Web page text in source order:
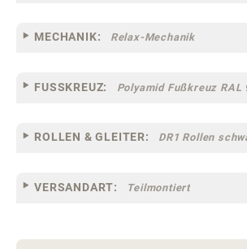
MECHANIK: Relax-Mechanik
FUSSKREUZ:
ROLLEN & GLEITER:
VERSANDART: Teilmontiert